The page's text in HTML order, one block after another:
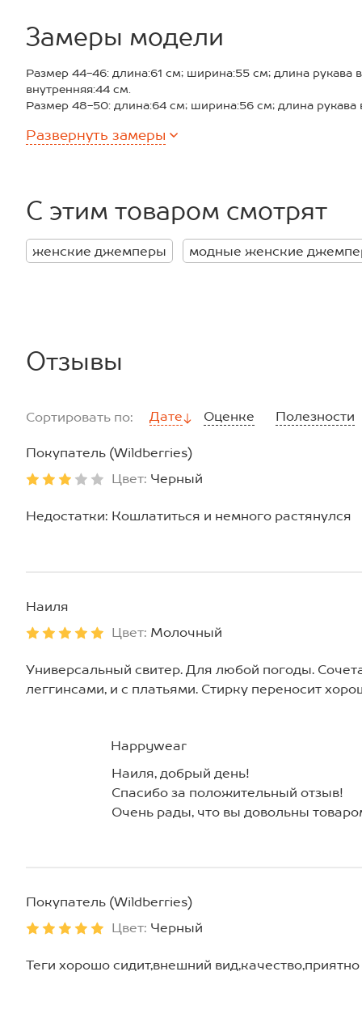
— благодаря отделке горловины, манжет и низа в
к телу;
повседневных выходов и уютных вечеров дома.
Тёплый джемпер — это стиль, комфорт и практичность
Замеры модели
Размер 44-46: длина:61 см; ширина:55 см; длина рукава
внутренняя:44 см.
Размер 48-50: длина:64 см; ширина:56 см; длина рукава
*замеры выборочные, могут незначительно отличаться
Развернуть замеры
С этим товаром смотрят
женские джемперы модные женские
Отзывы
Сортировать по: Дате Оценке Полезности
Покупатель (Wildberries)
Цвет: Черный
Недостатки: Кошлатиться и немного растянулся
Наиля
Цвет: Молочный
Универсальный свитер. Для любой погоды.
леггинсами, и с платьями. Стирку переносит
Happywear
Наиля, добрый день!
Спасибо за положительный отзыв!
Очень рады, что вы довольны
Покупатель (Wildberries)
Цвет: Черный
Теги хорошо сидит,внешний